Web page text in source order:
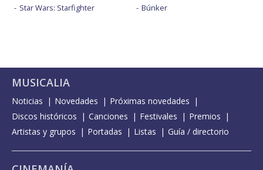
Star Wars: Starfighter
Búnker
MUSICALIA
Noticias Novedades
Próximas novedades
Discos históricos
Canciones Festivales
Premios
Artistas y grupos
Portadas Listas Guía / directorio